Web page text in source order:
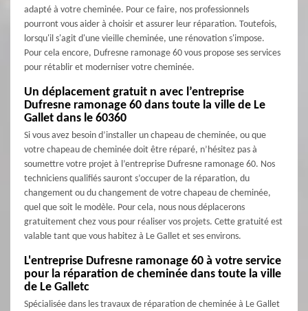
adapté à votre cheminée. Pour ce faire, nos professionnels
pourront vous aider à choisir et assurer leur réparation. Toutefois,
lorsqu'il s'agit d'une vieille cheminée, une rénovation s'impose.
Pour cela encore, Dufresne ramonage 60 vous propose ses services
pour rétablir et moderniser votre cheminée.
Un déplacement gratuit n avec l’entreprise
Dufresne ramonage 60 dans toute la ville de Le
Gallet dans le 60360
Si vous avez besoin d’installer un chapeau de cheminée, ou que
votre chapeau de cheminée doit être réparé, n’hésitez pas à
soumettre votre projet à l’entreprise Dufresne ramonage 60. Nos
techniciens qualifiés sauront s’occuper de la réparation, du
changement ou du changement de votre chapeau de cheminée,
quel que soit le modèle. Pour cela, nous nous déplacerons
gratuitement chez vous pour réaliser vos projets. Cette gratuité est
valable tant que vous habitez à Le Gallet et ses environs.
L'entreprise Dufresne ramonage 60 à votre service
pour la réparation de cheminée dans toute la ville
de Le Galletc
Spécialisée dans les travaux de réparation de cheminée à Le Gallet